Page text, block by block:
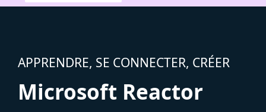
APPRENDRE, SE CONNECTER, CRÉER
Microsoft Reactor